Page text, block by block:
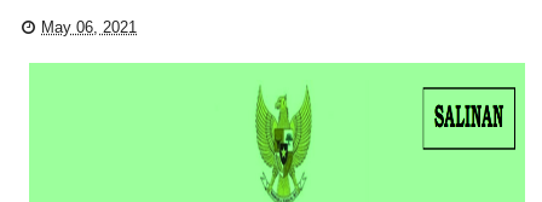
May 06, 2021